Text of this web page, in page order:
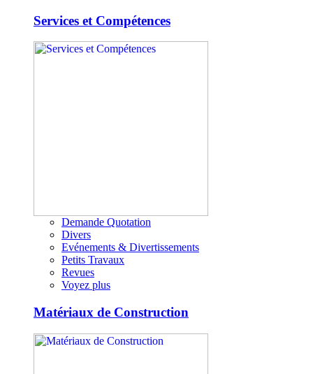
Services et Compétences
Demande Quotation
Divers
Evénements & Divertissements
Petits Travaux
Revues
Voyez plus
Matériaux de Construction